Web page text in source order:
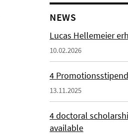
NEWS
Lucas Hellemeier
10.02.2026
4
13.11.2025
4 doctoral
available